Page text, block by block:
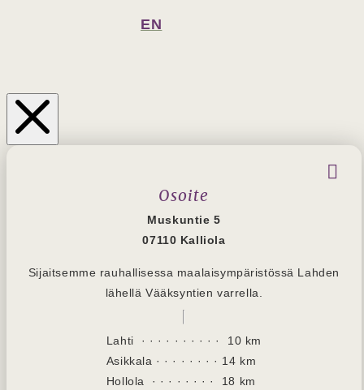
EN
Osoite
Muskuntie 5
07110 Kalliola
Sijaitsemme rauhallisessa maalaisympäristössä Lahden
lähellä Vääksyntien varrella.
Lahti · · · · · · · · · · 10 km
Asikkala · · · · · · · · 14 km
Hollola
· · · · · · · · 18 km